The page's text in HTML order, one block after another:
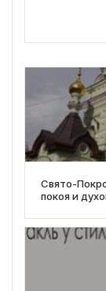
Свято-
покоя и